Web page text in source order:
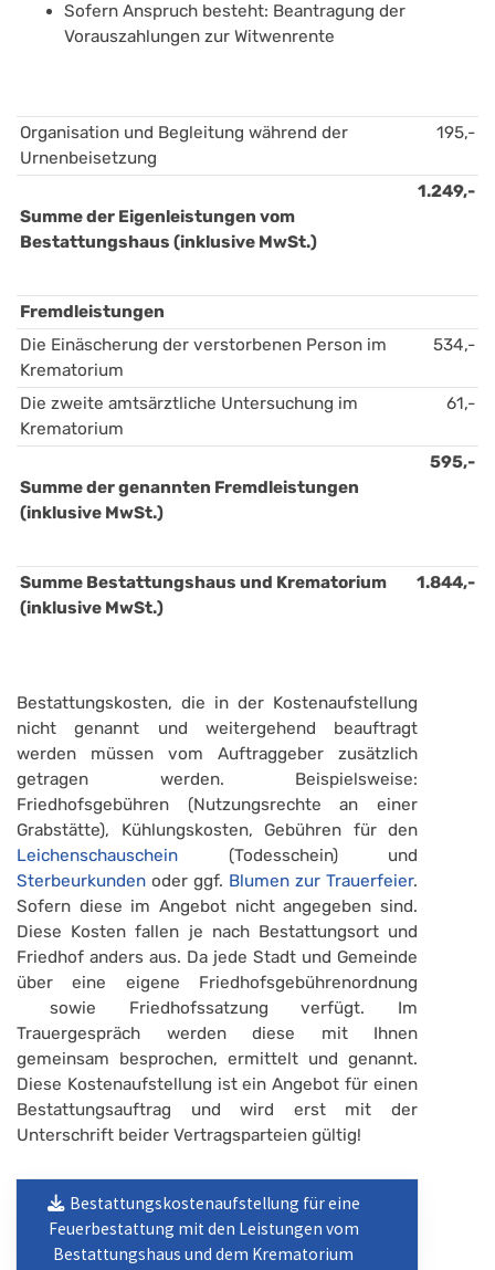
Sofern Anspruch besteht: Beantragung der
Vorauszahlungen zur Witwenrente
Organisation und Begleitung während der
Urnenbeisetzung
195,-
Summe der Eigenleistungen vom
Bestattungshaus (inklusive MwSt.)
1.249,-
Fremdleistungen
Die Einäscherung der verstorbenen Person im
Krematorium
534,-
Die zweite amtsärztliche Untersuchung im
Krematorium
61,-
Summe der genannten Fremdleistungen
(inklusive MwSt.)
595,-
Summe Bestattungshaus und Krematorium
(inklusive MwSt.)
1.844,-
Bestattungskosten, die in der Kostenaufstellung
nicht genannt und weitergehend beauftragt
werden müssen vom Auftraggeber zusätzlich
getragen werden. Beispielsweise:
Friedhofsgebühren (Nutzungsrechte an einer
Grabstätte), Kühlungskosten, Gebühren für den
Leichenschauschein (Todesschein) und
Sterbeurkunden oder ggf. Blumen zur Trauerfeier.
Sofern diese im Angebot nicht angegeben sind.
Diese Kosten fallen je nach Bestattungsort und
Friedhof anders aus. Da jede Stadt und Gemeinde
über eine eigene Friedhofsgebührenordnung
sowie Friedhofssatzung verfügt. Im
Trauergespräch werden diese mit Ihnen
gemeinsam besprochen, ermittelt und genannt.
Diese Kostenaufstellung ist ein Angebot für einen
Bestattungsauftrag und wird erst mit der
Unterschrift beider Vertragsparteien gültig!
Bestattungskostenaufstellung für eine
Feuerbestattung mit den Leistungen vom
Bestattungshaus und dem Krematorium